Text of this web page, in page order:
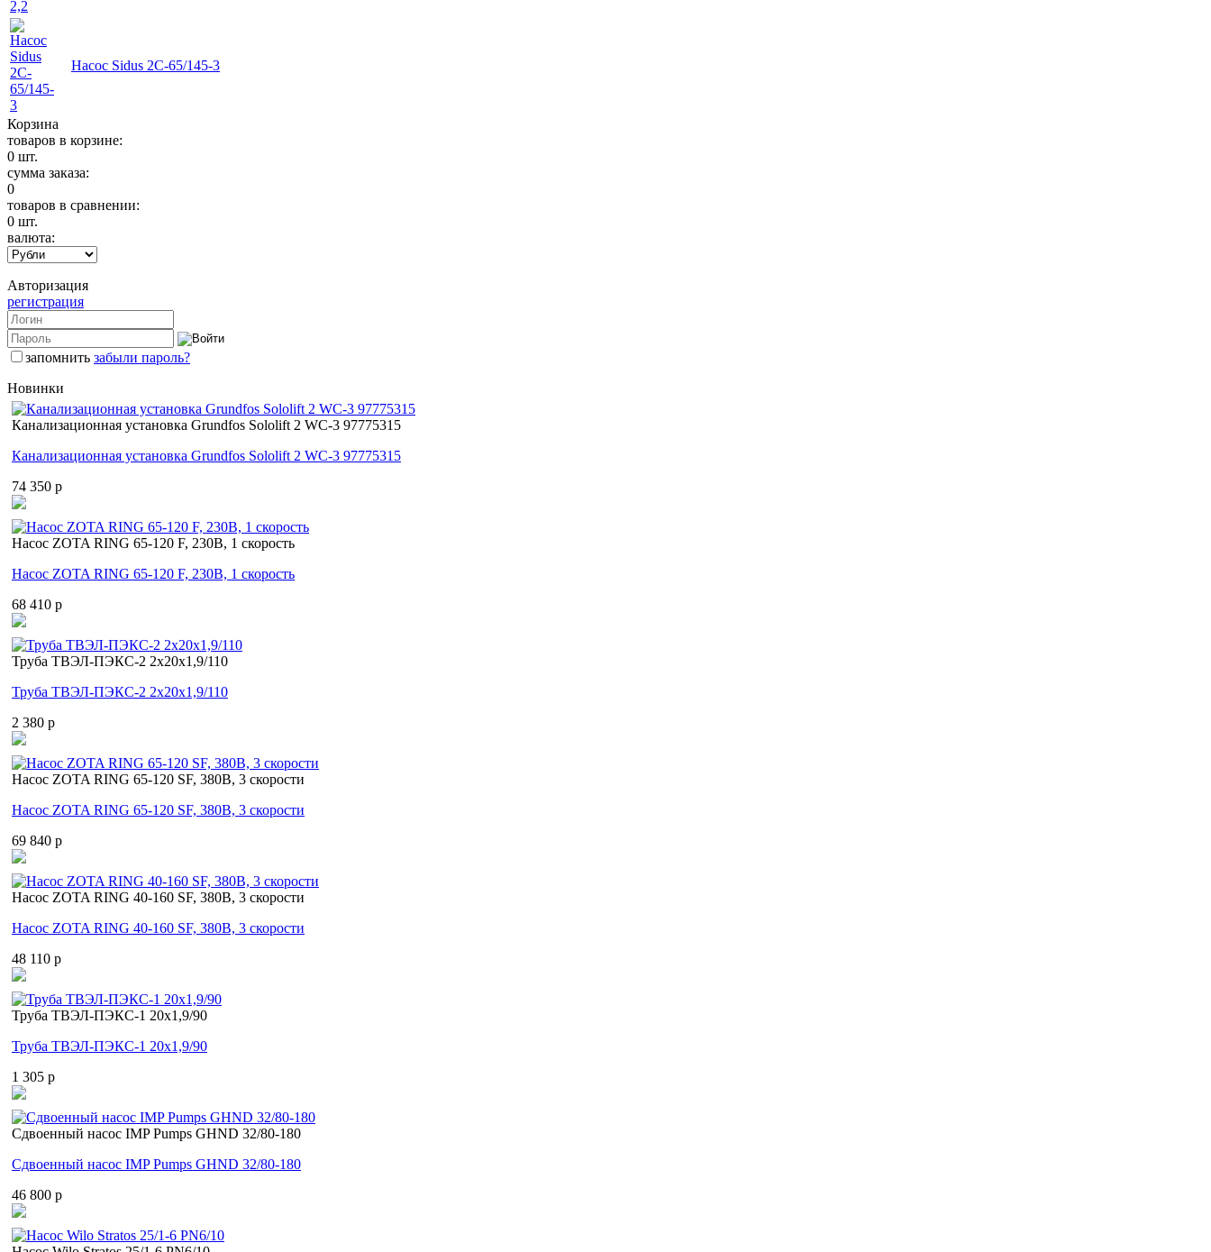
Насос Sidus 2C-65/145-3
Корзина
товаров в корзине:
0 шт.
сумма заказа:
0
товаров в сравнении:
0 шт.
валюта:
Авторизация
регистрация
запомнить забыли пароль?
Новинки
Канализационная установка Grundfos Sololift 2 WC-3 97775315
Канализационная установка Grundfos Sololift 2 WC-3 97775315
74 350 p
Насос ZOTA RING 65-120 F, 230В, 1 скорость
Насос ZOTA RING 65-120 F, 230В, 1 скорость
68 410 p
Труба ТВЭЛ-ПЭКС-2 2x20x1,9/110
Труба ТВЭЛ-ПЭКС-2 2x20x1,9/110
2 380 p
Насос ZOTA RING 65-120 SF, 380В, 3 скорости
Насос ZOTA RING 65-120 SF, 380В, 3 скорости
69 840 p
Насос ZOTA RING 40-160 SF, 380В, 3 скорости
Насос ZOTA RING 40-160 SF, 380В, 3 скорости
48 110 p
Труба ТВЭЛ-ПЭКС-1 20x1,9/90
Труба ТВЭЛ-ПЭКС-1 20x1,9/90
1 305 p
Cдвоенный насос IMP Pumps GHND 32/80-180
Cдвоенный насос IMP Pumps GHND 32/80-180
46 800 p